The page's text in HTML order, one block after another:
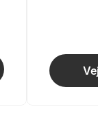
Fácil de
Kit com 3